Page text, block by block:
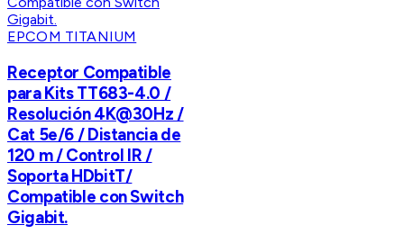
EPCOM TITANIUM
Receptor Compatible
para Kits TT683-4.0 /
Resolución 4K@30Hz /
Cat 5e/6 / Distancia de
120 m / Control IR /
Soporta HDbitT/
Compatible con Switch
Gigabit.